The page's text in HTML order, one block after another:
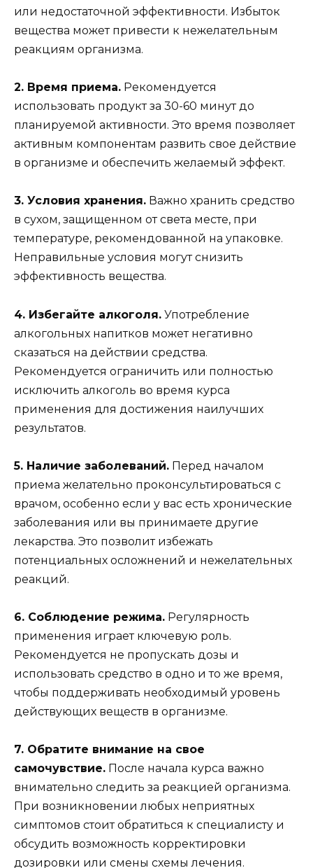
или недостаточной эффективности. Избыток
вещества может привести к нежелательным
реакциям организма.
2. Время приема. Рекомендуется
использовать продукт за 30-60 минут до
планируемой активности. Это время позволяет
активным компонентам развить свое действие
в организме и обеспечить желаемый эффект.
3. Условия хранения. Важно хранить средство
в сухом, защищенном от света месте, при
температуре, рекомендованной на упаковке.
Неправильные условия могут снизить
эффективность вещества.
4. Избегайте алкоголя. Употребление
алкогольных напитков может негативно
сказаться на действии средства.
Рекомендуется ограничить или полностью
исключить алкоголь во время курса
применения для достижения наилучших
результатов.
5. Наличие заболеваний. Перед началом
приема желательно проконсультироваться с
врачом, особенно если у вас есть хронические
заболевания или вы принимаете другие
лекарства. Это позволит избежать
потенциальных осложнений и нежелательных
реакций.
6. Соблюдение режима. Регулярность
применения играет ключевую роль.
Рекомендуется не пропускать дозы и
использовать средство в одно и то же время,
чтобы поддерживать необходимый уровень
действующих веществ в организме.
7. Обратите внимание на свое
самочувствие. После начала курса важно
внимательно следить за реакцией организма.
При возникновении любых неприятных
симптомов стоит обратиться к специалисту и
обсудить возможность корректировки
дозировки или смены схемы лечения.